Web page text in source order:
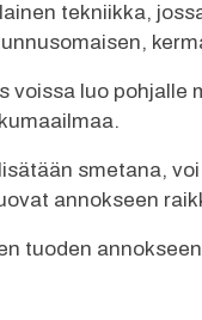
tekniikka,
voissa luo
smetana,
annokseen
tuoden